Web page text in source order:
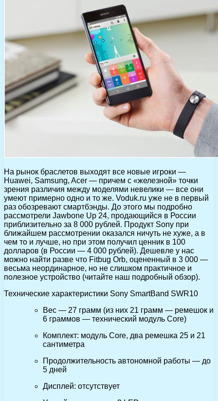
На рынок браслетов выходят все новые игроки —
Huawei, Samsung, Acer — причем с «железной» точки
зрения различия между моделями невелики — все они
умеют примерно одно и то же. Voduk.ru уже не в первый
раз обозревают смартбэнды. До этого мы подробно
рассмотрели Jawbone Up 24, продающийся в России
приблизительно за 8 000 рублей. Продукт Sony при
ближайшем рассмотрении оказался ничуть не хуже, а в
чем то и лучше, но при этом получил ценник в 100
долларов (в России — 4 000 рублей). Дешевле у нас
можно найти разве что Fitbug Orb, оцененный в 3 000 —
весьма неординарное, но не слишком практичное и
полезное устройство (читайте наш подробный обзор).
Технические характеристики Sony SmartBand SWR10
Вес — 27 грамм (из них 21 грамм — ремешок и
6 граммов — технический модуль Core)
Комплект: модуль Core, два ремешка 25 и 21
сантиметра
Продолжительность автономной работы — до
5 дней
Дисплей: отсутствует